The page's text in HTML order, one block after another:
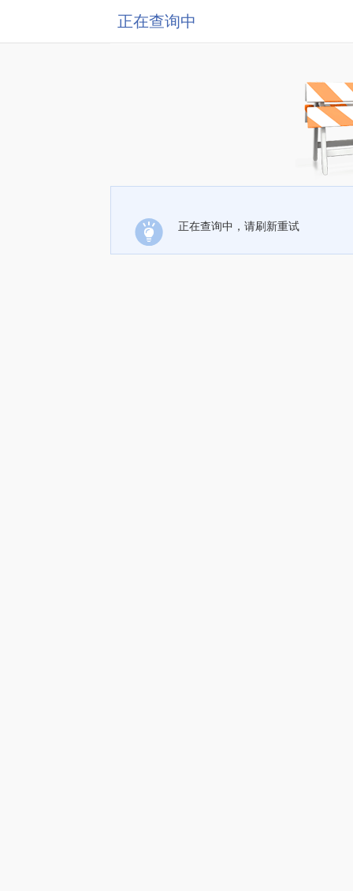
正在查询中
正在查询中，请刷新重试